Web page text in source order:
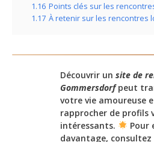
1.16 Points clés sur les
1.17 À retenir sur les rencontres
Découvrir un site de
Gommersdorfpeut
votre vie amoureuse
rapprocher de profils
intéressants.
Pour
davantage,